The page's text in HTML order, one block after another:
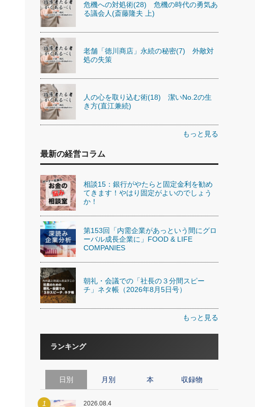
危機への対処術(28) 危機の時代の勇気あ
る議会人(斎藤隆夫 上)
老舗「徳川商店」永続の秘密(7) 外敵対
処の失策
人の心を取り込む術(18) 潔いNo.2の生
き方(直江兼続)
もっと見る
最新の経営コラム
相談15：銀行がやたらと固定金利を勧め
てきます！やはり固定がよいのでしょう
か！
第153回「内需企業があっという間にグロ
ーバル成長企業に」FOOD & LIFE
COMPANIES
朝礼・会議での「社長の３分間スピー
チ」ネタ帳（2026年8月5日号）
もっと見る
ランキング
日別 月別 本 収録物
1 2026.08.4